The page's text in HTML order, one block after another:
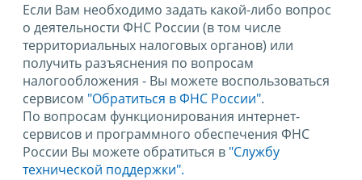
Если Вам необходимо задать какой-либо вопрос
о деятельности ФНС России (в том числе
территориальных налоговых органов) или
получить разъяснения по вопросам
налогообложения - Вы можете воспользоваться
сервисом "Обратиться в ФНС России".
По вопросам функционирования интернет-
сервисов и программного обеспечения ФНС
России Вы можете обратиться в "Службу
технической поддержки".